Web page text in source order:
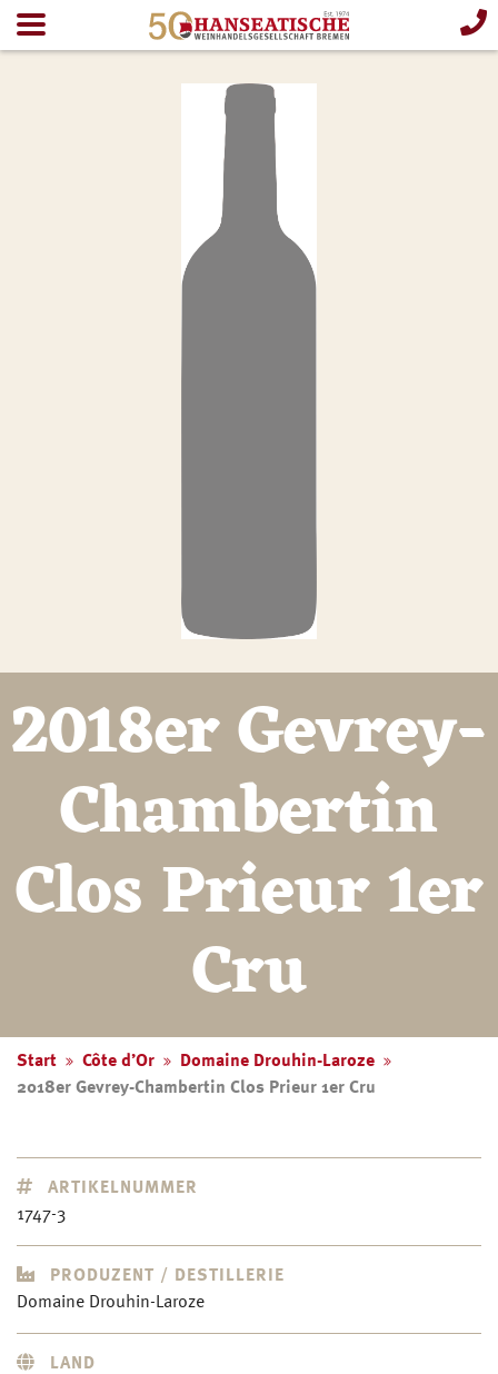
2018er Gevrey-
Chambertin
Clos Prieur 1er
Cru
Start Côte d’Or
Domaine Drouhin-Laroze
2018er Gevrey-Chambertin Clos Prieur 1er Cru
ARTIKELNUMMER
1747-3
PRODUZENT / DESTILLERIE
Domaine Drouhin-Laroze
LAND